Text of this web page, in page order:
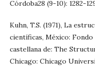
Córdoba28 (9-10): 1282-
Kuhn, T.S. (1971), La
científicas, México:
castellana de: The
Chicago: Chicago